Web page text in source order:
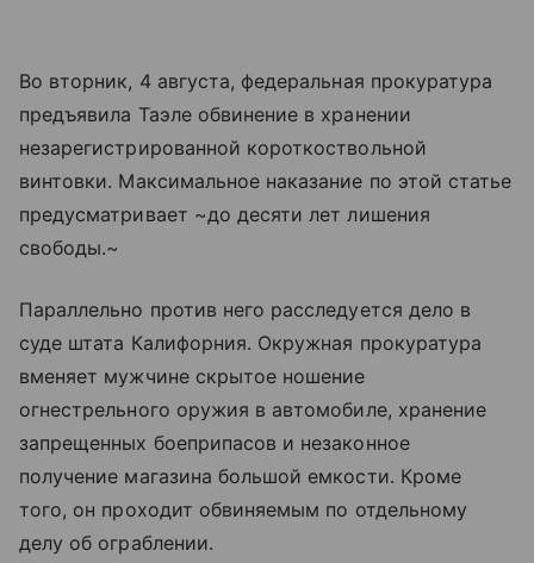
Во вторник, 4 августа, федеральная прокуратура
предъявила Таэле обвинение в хранении
незарегистрированной короткоствольной
винтовки. Максимальное наказание по этой статье
предусматривает ~до десяти лет лишения
свободы.~
Параллельно против него расследуется дело в
суде штата Калифорния. Окружная прокуратура
вменяет мужчине скрытое ношение
огнестрельного оружия в автомобиле, хранение
запрещенных боеприпасов и незаконное
получение магазина большой емкости. Кроме
того, он проходит обвиняемым по отдельному
делу об ограблении.